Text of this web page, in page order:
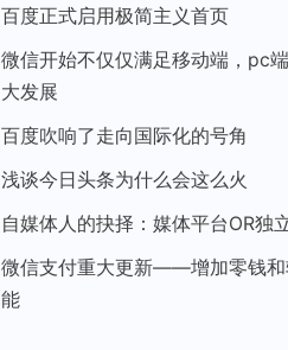
百度正式启用极简主义首页
微信开始不仅仅满足移动端，pc
大发展
百度吹响了走向国际化的号角
浅谈今日头条为什么会这么火
自媒体人的抉择：媒体平台OR独
微信支付重大更新——增加零钱和
能